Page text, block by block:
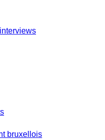
bruxellois